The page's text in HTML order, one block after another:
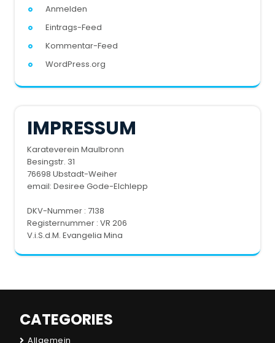
Anmelden
Eintrags-Feed
Kommentar-Feed
WordPress.org
IMPRESSUM
Karateverein Maulbronn
Besingstr. 31
76698 Ubstadt-Weiher
email: Desiree Gode-Elchlepp
DKV-Nummer : 7138
Registernummer : VR 206
V.i.S.d.M. Evangelia Mina
CATEGORIES
Allgemein